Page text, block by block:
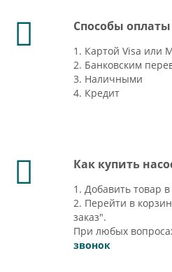
Способы оплаты
1. Картой Visa или
2. Банковским
3. Наличными
4. Кредит
Как купить
1. Добавить товар в
2. Перейти в
заказ".
При любых
звонок